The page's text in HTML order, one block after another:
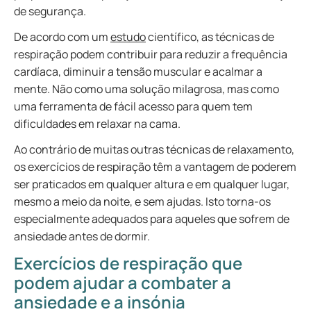
de segurança.
De acordo com umestudocientífico, as técnicas de
respiração podem contribuir para reduzir a frequência
cardíaca, diminuir a tensão muscular e acalmar a
mente. Não como uma solução milagrosa, mas como
uma ferramenta de fácil acesso para quem tem
dificuldades em relaxar na cama.
Ao contrário de muitas outras técnicas de relaxamento,
os exercícios de respiração têm a vantagem de poderem
ser praticados em qualquer altura e em qualquer lugar,
mesmo a meio da noite, e sem ajudas. Isto torna-os
especialmente adequados para aqueles que sofrem de
ansiedade antes de dormir.
Exercícios de respiração que
podem ajudar a combater a
ansiedade e a insónia